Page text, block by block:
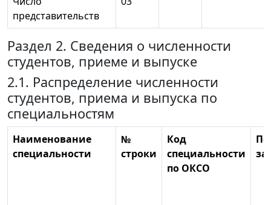
представительств
Раздел 2. Сведения о численности
студентов, приеме и выпуске
2.1. Распределение численности
студентов, приема и выпуска по
специальностям
Наименование
специальности
№
строки
Код
специальности
по ОКСО